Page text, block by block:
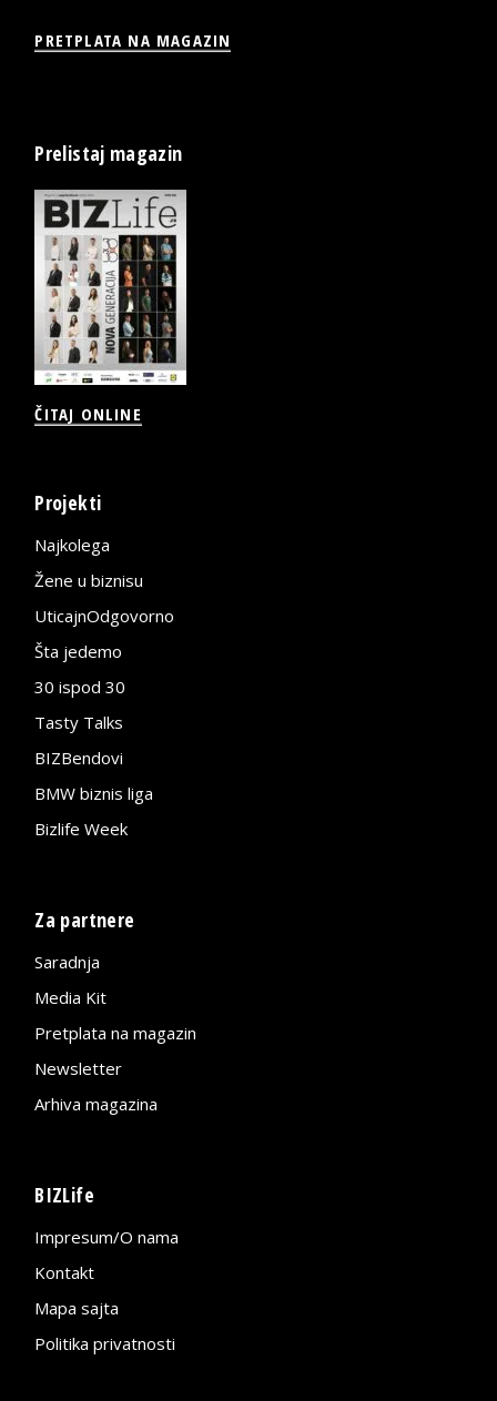
PRETPLATA NA MAGAZIN
Prelistaj magazin
ČITAJ ONLINE
Projekti
Najkolega
Žene u biznisu
UticajnOdgovorno
Šta jedemo
30 ispod 30
Tasty Talks
BIZBendovi
BMW biznis liga
Bizlife Week
Za partnere
Saradnja
Media Kit
Pretplata na magazin
Newsletter
Arhiva magazina
BIZLife
Impresum/O nama
Kontakt
Mapa sajta
Politika privatnosti